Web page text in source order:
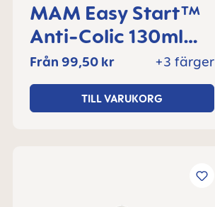
MAM Easy Start™
Anti-Colic 130ml
nappflaska 0+
månader, 1 del
+3 färger
Från 99,50 kr
TILL VARUKORG